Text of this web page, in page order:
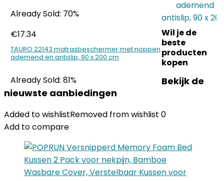
Already Sold: 70%
€17.34
TAURO 22143 matrasbeschermer met noppen
ademend en antislip, 90 x 200 cm
Already Sold: 81%
Wil je de
beste
producten
kopen
Bekijk de
nieuwste aanbiedingen
Added to wishlistRemoved from wishlist 0
Add to compare